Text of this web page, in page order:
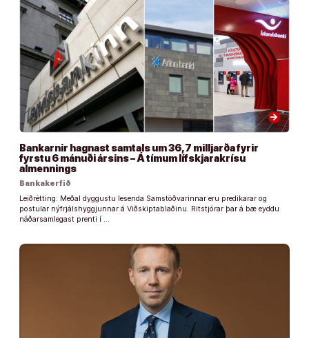
arrow_forward
Bankarnir hagnast samtals um 36,7 milljarða fyrir
fyrstu 6 mánuði ársins – Á tímum lífskjarakrísu
almennings
Bankakerfið
Leiðrétting: Meðal dyggustu lesenda Samstöðvarinnar eru predikarar og
postular nýfrjálshyggjunnar á Viðskiptablaðinu. Ritstjórar þar á bæ eyddu
náðarsamlegast prenti í …